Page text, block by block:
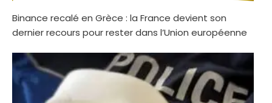
Binance recalé en Grèce : la France devient son
dernier recours pour rester dans l’Union européenne